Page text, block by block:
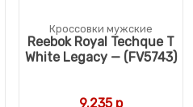
Кроссовки мужские
Reebok Royal Techque T
White Legacy — (FV5743)
9.235р